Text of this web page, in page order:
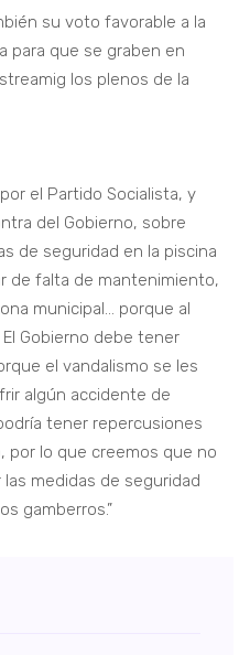
su voto favorable a la
para que se graben en
los plenos de la
el Partido Socialista, y
del Gobierno, sobre
de seguridad en la piscina
de falta de mantenimiento,
municipal… porque al
Gobierno debe tener
el vandalismo se les
algún accidente de
tener repercusiones
por lo que creemos que no
medidas de seguridad
gamberros.”